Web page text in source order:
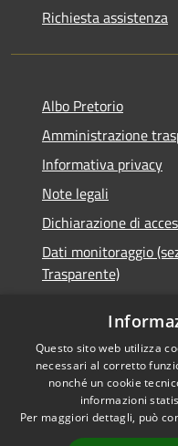
Richiesta assistenza
Albo Pretorio
Amministrazione
Informativa privacy
Note legali
Dichiarazione di
Dati monitoraggio
Trasparente)
RSS
Accessibilità
Privacy
Cookie
Questo sito web utilizza
necessari al corretto
nonché un cookie
informazioni
Per maggiori dettagli, può